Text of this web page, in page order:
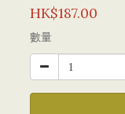
HK$187.00
數量